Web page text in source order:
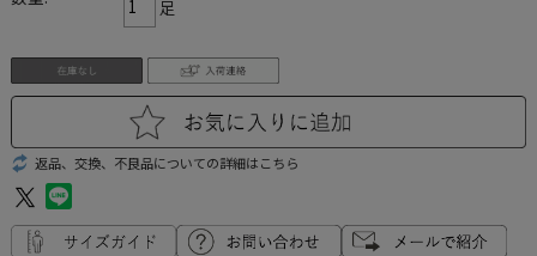
足
返品、交換、不良品についての詳細はこちら